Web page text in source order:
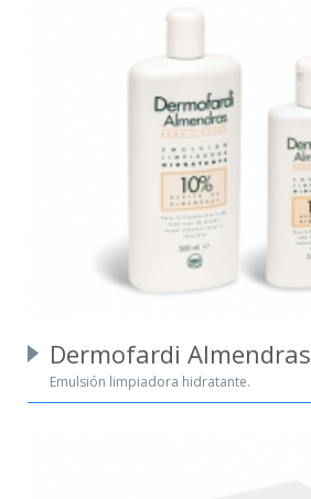
Dermofardi Almendras
Emulsión limpiadora hidratante.